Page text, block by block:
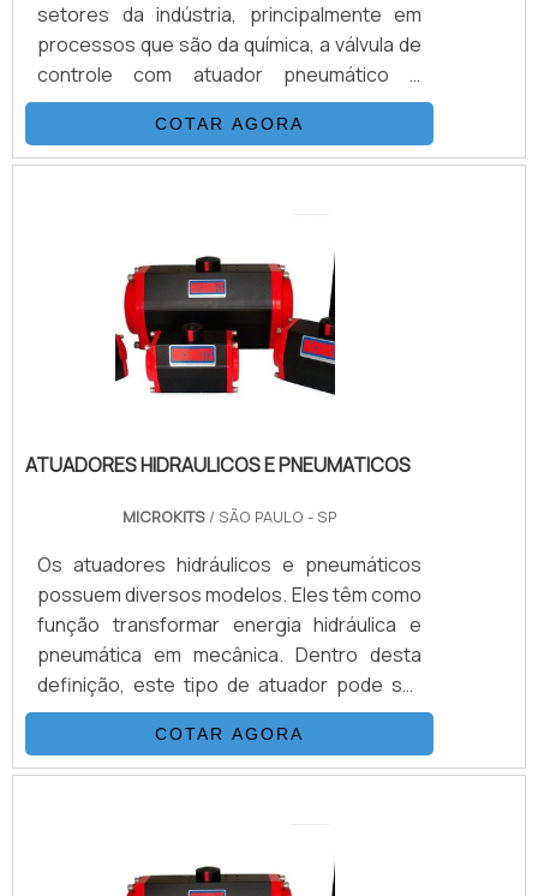
setores da indústria, principalmente em
processos que são da química, a válvula de
controle com atuador pneumático é
responsável por atuar no controle
proporcional de fluídos, no alívio de
pressão, ou em situação de bloqueio abre
um controle totalmente automatizado,
mesmo com opções de operação manual,
caso haja necessidade.COMPOSIÇÃO DA
VÁLVULA DE CONTRO.
COTAR AGORA
ATUADORES HIDRAULICOS E PNEUMATICOS
MICROKITS/ SÃO PAULO - SP
Os atuadores hidráulicos e pneumáticos
possuem diversos modelos. Eles têm como
função transformar energia hidráulica e
pneumática em mecânica. Dentro desta
definição, este tipo de atuador pode ser
aplicado em cilindros (que convertem a
energia de maneira linear) ou mesmo os
atuadores rotativos (que concentram a
sua versatilidade, em todos os segmentos
COTAR AGORA